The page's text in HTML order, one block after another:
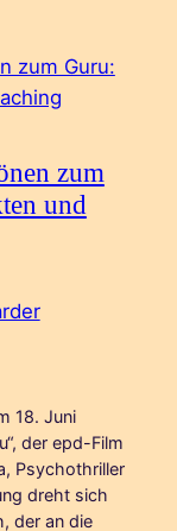
zum
und
18. Juni
der epd-Film
Psychothriller
dreht sich
der an die